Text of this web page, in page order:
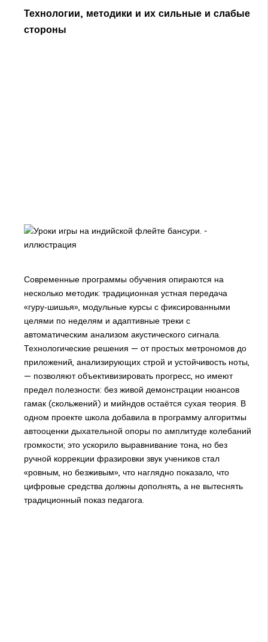
Технологии, методики и их сильные и слабые
стороны
Современные программы обучения опираются на
несколько методик: традиционная устная передача
«гуру‑шишья», модульные курсы с фиксированными
целями по неделям и адаптивные треки с
автоматическим анализом акустического сигнала.
Технологические решения — от простых метрономов до
приложений, анализирующих строй и устойчивость ноты,
— позволяют объективизировать прогресс, но имеют
предел полезности: без живой демонстрации нюансов
гамак (скольжений) и мийндов остаётся сухая теория. В
одном проекте школа добавила в программу алгоритмы
автооценки дыхательной опоры по амплитуде колебаний
громкости; это ускорило выравнивание тона, но без
ручной коррекции фразировки звук учеников стал
«ровным, но безживым», что наглядно показало, что
цифровые средства должны дополнять, а не вытеснять
традиционный показ педагога.